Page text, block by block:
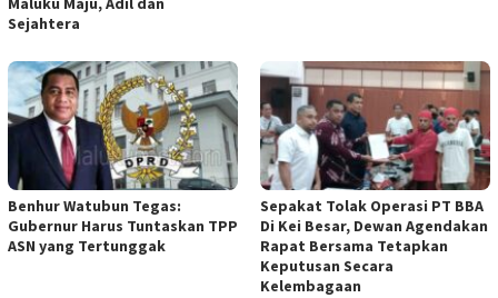
Sejahtera
Benhur Watubun Tegas:
Gubernur Harus Tuntaskan TPP
ASN yang Tertunggak
Sepakat Tolak Operasi PT BBA
Di Kei Besar, Dewan Agendakan
Rapat Bersama Tetapkan
Keputusan Secara
Kelembagaan